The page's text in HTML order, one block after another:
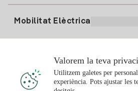
clientes@tuiberdrola.es
Alta Gas
Mobilitat Elèctrica
Punts de Recàrrega
Valorem la teva
Utilitzem galetes per
experiència. Pots ajustar les